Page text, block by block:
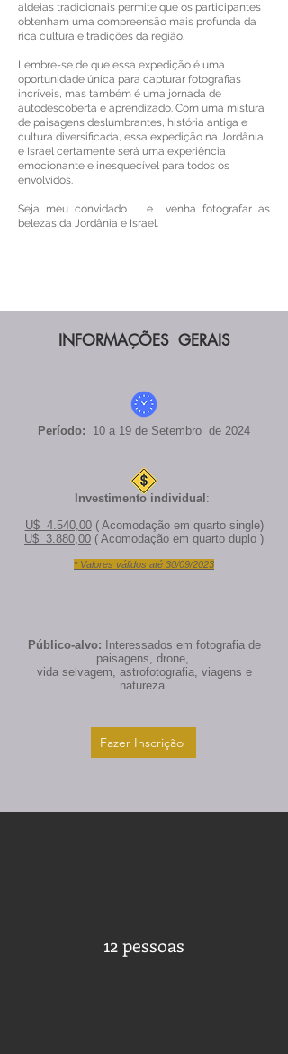
aldeias tradicionais permite que os participantes
obtenham uma compreensão mais profunda da
rica cultura e tradições da região.
Lembre-se de que essa expedição é uma
oportunidade única para capturar fotografias
incríveis, mas também é uma jornada de
autodescoberta e aprendizado. Com uma mistura
de paisagens deslumbrantes, história antiga e
cultura diversificada, essa expedição na Jordânia
e Israel certamente será uma experiência
emocionante e inesquecível para todos os
envolvidos.
Seja meu convidado e venha fotografar as
belezas da Jordânia e Israel.
INFORMAÇÕES GERAIS
Período: 10 a 19 de Setembro de 2024
Investimento individual :
U$ 4.540,00( Acomodação em quarto single)
U$ 3.880,00 ( Acomodação em quarto duplo )
* Valores válidos até 30/09/2023
Público-alvo: Interessados em fotografia de
paisagens, drone,
vida selvagem, astrofotografia, viagens e
natureza.
Fazer Inscrição
12 pessoas